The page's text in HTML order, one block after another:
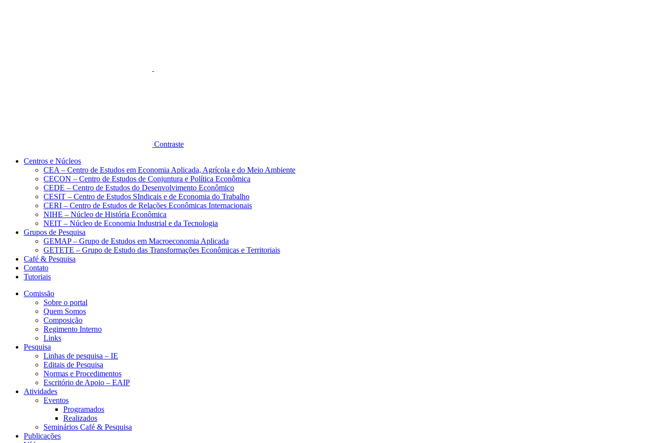
Contraste
Centros e Núcleos
CEA – Centro de Estudos em Economia Aplicada, Agrícola e do Meio Ambiente
CECON – Centro de Estudos de Conjuntura e Política Econômica
CEDE – Centro de Estudos do Desenvolvimento Econômico
CESIT – Centro de Estudos SIndicais e de Economia do Trabalho
CERI – Centro de Estudos de Relações Econômicas Internacionais
NIHE – Núcleo de História Econômica
NEIT – Núcleo de Economia Industrial e da Tecnologia
Grupos de Pesquisa
GEMAP – Grupo de Estudos em Macroeconomia Aplicada
GETETE – Grupo de Estudo das Transformações Econômicas e Territoriais
Café & Pesquisa
Contato
Tutoriais
Comissão
Sobre o portal
Quem Somos
Composição
Regimento Interno
Links
Pesquisa
Linhas de pesquisa – IE
Editais de Pesquisa
Normas e Procedimentos
Escritório de Apoio – EAIP
Atividades
Eventos
Programados
Realizados
Seminários Café & Pesquisa
Publicações